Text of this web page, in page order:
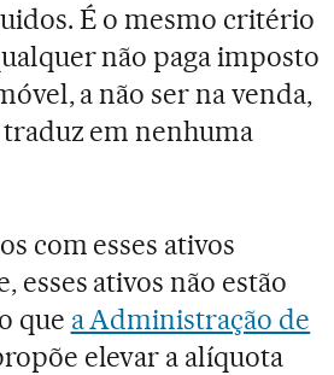
É o mesmo critério
não paga imposto
a não ser na venda,
traduz em nenhuma
com esses ativos
esses ativos não estão
que a Administração de
elevar a alíquota